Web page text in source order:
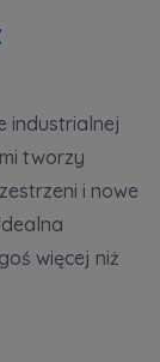
industrialnej
tworzy
i nowe
więcej niż